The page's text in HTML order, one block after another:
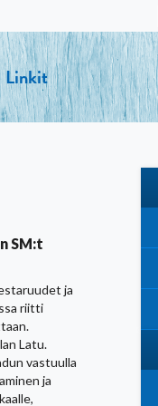
Linkit
SM:t
ja
riitti
Latu.
vastuulla
ja